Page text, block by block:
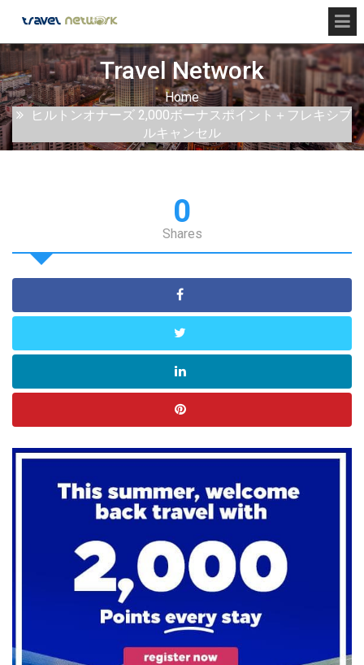
Travel Network
Home
ヒルトンオナーズ 2,000ボーナスポイント＋フレキシブ
ルキャンセル
0
Shares